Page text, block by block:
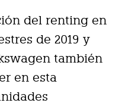
del renting en
de 2019 y
también
en esta